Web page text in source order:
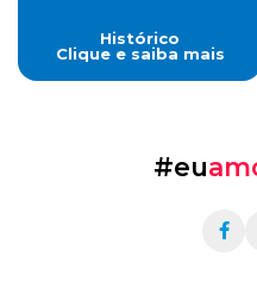
Histórico
Clique e saiba mais
#eu